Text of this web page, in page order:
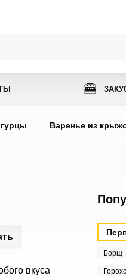
🍔
Варенье из
вкуса
Борщ